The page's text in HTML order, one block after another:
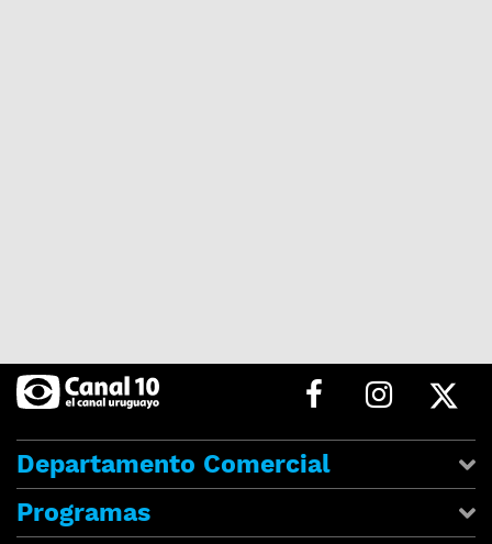
Departamento Comercial
Programas